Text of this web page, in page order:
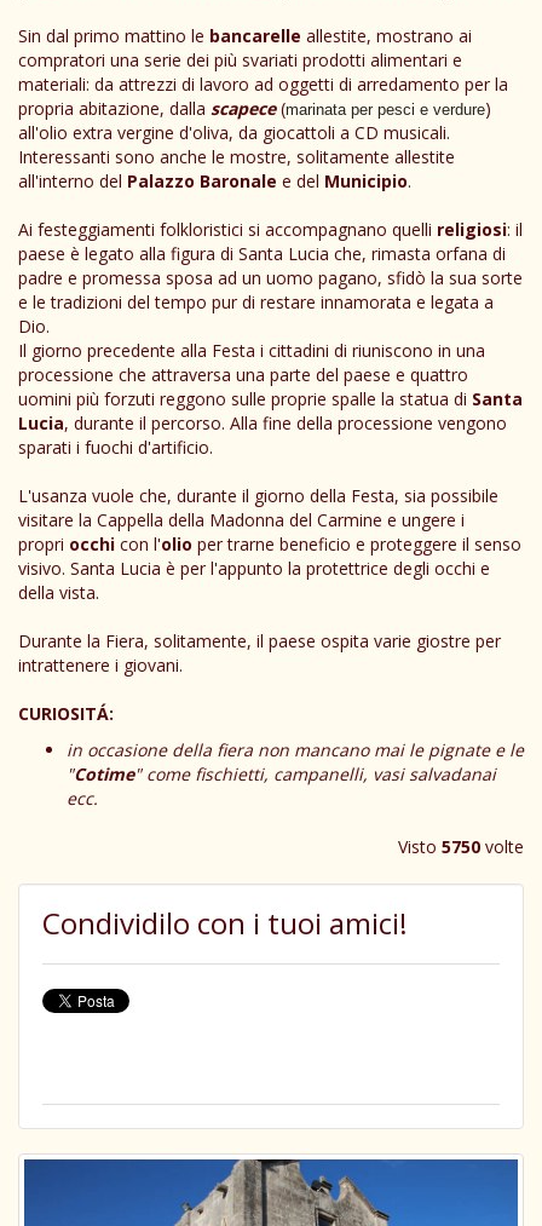
Sin dal primo mattino le bancarelle allestite, mostrano ai
compratori una serie dei più svariati prodotti alimentari e
materiali: da attrezzi di lavoro ad oggetti di arredamento per la
propria abitazione, dalla scapece(marinata per pesci e verdure)
all'olio extra vergine d'oliva, da giocattoli a CD musicali.
Interessanti sono anche le mostre, solitamente allestite
all'interno del Palazzo Baronale e del Municipio.
Ai festeggiamenti folkloristici si accompagnano quelli religiosi: il
paese è legato alla figura di Santa Lucia che, rimasta orfana di
padre e promessa sposa ad un uomo pagano, sfidò la sua sorte
e le tradizioni del tempo pur di restare innamorata e legata a
Dio.
Il giorno precedente alla Festa i cittadini di riuniscono in una
processione che attraversa una parte del paese e quattro
uomini più forzuti reggono sulle proprie spalle la statua di Santa
Lucia, durante il percorso. Alla fine della processione vengono
sparati i fuochi d'artificio.
L'usanza vuole che, durante il giorno della Festa, sia possibile
visitare la Cappella della Madonna del Carmine e ungere i
propri occhi con l'olio per trarne beneficio e proteggere il senso
visivo. Santa Lucia è per l'appunto la protettrice degli occhi e
della vista.
Durante la Fiera, solitamente, il paese ospita varie giostre per
intrattenere i giovani.
CURIOSITÁ:
in occasione della fiera non mancano mai le pignate e le
"Cotime" come fischietti, campanelli, vasi salvadanai
ecc.
Visto 5750 volte
Condividilo con i tuoi amici!